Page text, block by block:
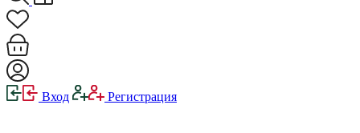
Вход Регистрация